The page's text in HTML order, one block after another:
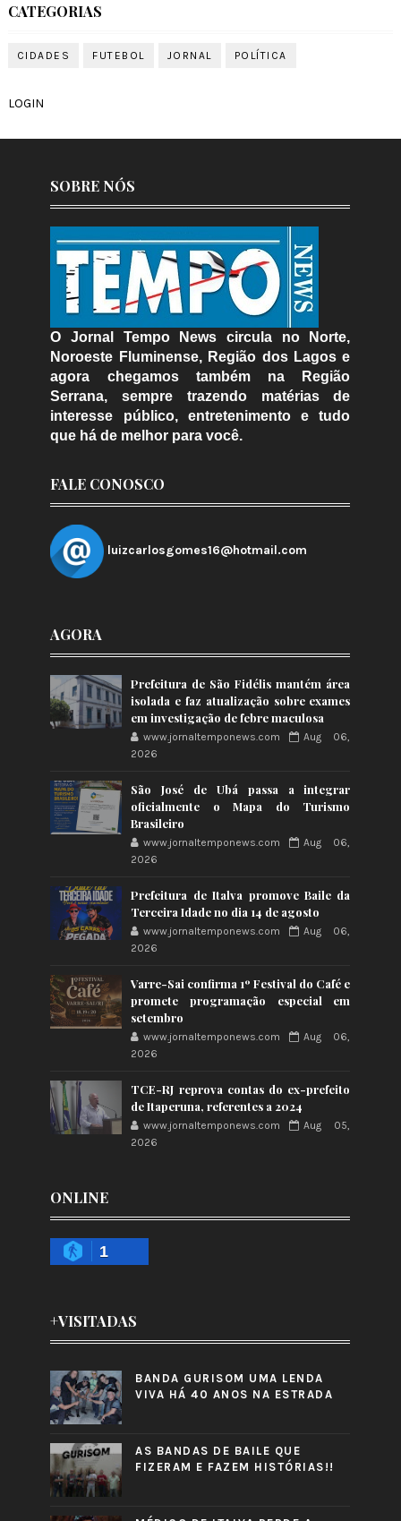
CATEGORIAS
CIDADES FUTEBOL JORNAL POLÍTICA
LOGIN
SOBRE NÓS
O Jornal Tempo News circula no Norte,
Noroeste Fluminense, Região dos Lagos e
agora chegamos também na Região
Serrana, sempre trazendo matérias de
interesse público, entretenimento e tudo
que há de melhor para você.
FALE CONOSCO
luizcarlosgomes16@hotmail.com
AGORA
Prefeitura de São Fidélis mantém área
isolada e faz atualização sobre exames
em investigação de febre maculosa
www.jornaltemponews.com
Aug 06,
2026
São José de Ubá passa a integrar
oficialmente o Mapa do Turismo
Brasileiro
www.jornaltemponews.com
Aug 06,
2026
Prefeitura de Italva promove Baile da
Terceira Idade no dia 14 de agosto
www.jornaltemponews.com
Aug 06,
2026
Varre-Sai confirma 1º Festival do Café e
promete programação especial em
setembro
www.jornaltemponews.com
Aug 06,
2026
TCE-RJ reprova contas do ex-prefeito
de Itaperuna, referentes a 2024
www.jornaltemponews.com
Aug 05,
2026
ONLINE
1
+VISITADAS
BANDA GURISOM UMA LENDA
VIVA HÁ 40 ANOS NA ESTRADA
AS BANDAS DE BAILE QUE
FIZERAM E FAZEM HISTÓRIAS!!